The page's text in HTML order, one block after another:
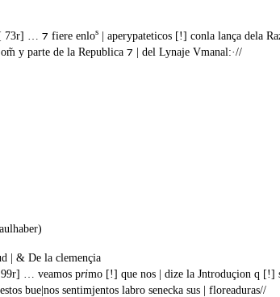
[ 73r] … ⁊ fiere enlos | aperypateticos [!] conla lança dela
y parte de la Republica ⁊ | del Lynaje Vmanal:·//
| & De la clemençia
… veamos primo [!] que nos | dize la Jntroduçion q [!]
bue|nos sentimjentos labro senecka sus | floreaduras//